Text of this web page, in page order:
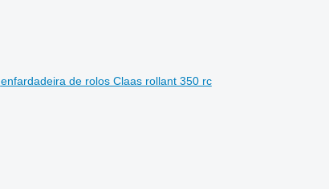
enfardadeira de rolos Claas rollant 350 rc